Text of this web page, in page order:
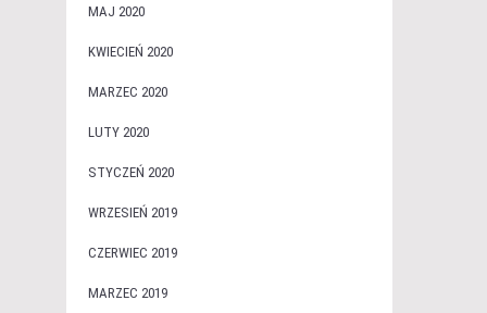
MAJ 2020
KWIECIEŃ 2020
MARZEC 2020
LUTY 2020
STYCZEŃ 2020
WRZESIEŃ 2019
CZERWIEC 2019
MARZEC 2019